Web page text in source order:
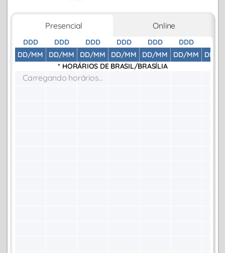
Presencial Online
DDD
DD/MM
DDD
DD/MM
DDD
DD/MM
DDD
DD/MM
DDD
DD/MM
DDD
DD/MM
DD/
* HORÁRIOS DE BRASIL/BRASÍLIA
Carregando horários...